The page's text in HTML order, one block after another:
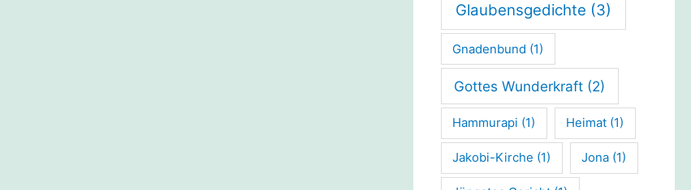
Glaubensgedichte (3)
Gnadenbund (1)
Gottes Wunderkraft (2)
Hammurapi (1) Heimat (1)
Jakobi-Kirche (1) Jona (1)